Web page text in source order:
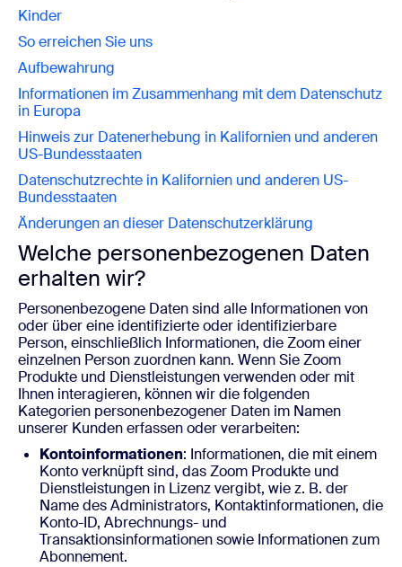
Kinder
So erreichen Sie uns
Aufbewahrung
Informationen im Zusammenhang mit dem Datenschutz
in Europa
Hinweis zur Datenerhebung in Kalifornien und anderen
US-Bundesstaaten
Datenschutzrechte in Kalifornien und anderen US-
Bundesstaaten
Änderungen an dieser Datenschutzerklärung
Welche personenbezogenen Daten
erhalten wir?
Personenbezogene Daten sind alle Informationen von
oder über eine identifizierte oder identifizierbare
Person, einschließlich Informationen, die Zoom einer
einzelnen Person zuordnen kann. Wenn Sie Zoom
Produkte und Dienstleistungen verwenden oder mit
Ihnen interagieren, können wir die folgenden
Kategorien personenbezogener Daten im Namen
unserer Kunden erfassen oder verarbeiten:
Kontoinformationen: Informationen, die mit einem
Konto verknüpft sind, das Zoom Produkte und
Dienstleistungen in Lizenz vergibt, wie z. B. der
Name des Administrators, Kontaktinformationen, die
Konto-ID, Abrechnungs- und
Transaktionsinformationen sowie Informationen zum
Abonnement.